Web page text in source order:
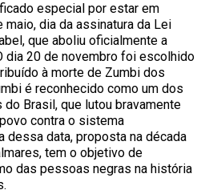
especial por estar em
dia da assinatura da Lei
que aboliu oficialmente a
dia 20 de novembro foi escolhido
à morte de Zumbi dos
é reconhecido como um dos
Brasil, que lutou bravamente
contra o sistema
dessa data, proposta na década
tem o objetivo de
das pessoas negras na história